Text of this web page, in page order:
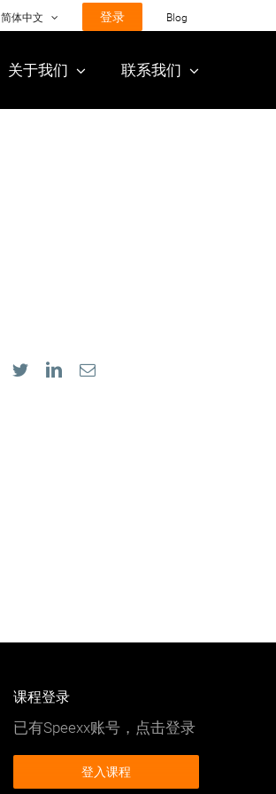
简体中文 登录 Blog
关于我们 联系我们
Facebook
TwitterLinkedInEmail
课程登录
已有Speexx账号，点击登录
登入课程